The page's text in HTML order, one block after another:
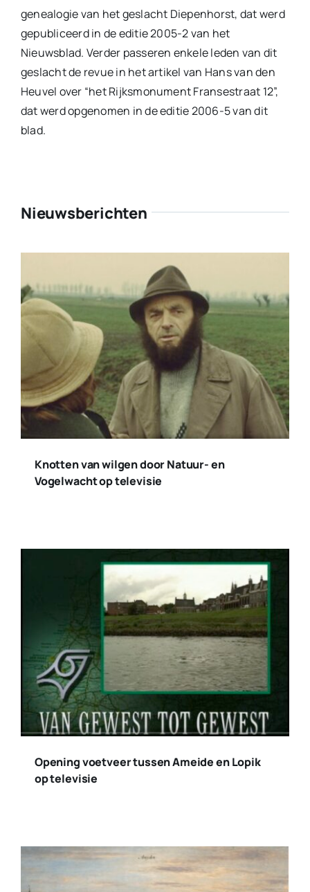
genealogie van het geslacht Diepenhorst, dat werd
gepubliceerd in de editie 2005-2 van het
Nieuwsblad. Verder passeren enkele leden van dit
geslacht de revue in het artikel van Hans van den
Heuvel over “het Rijksmonument Fransestraat 12”,
dat werd opgenomen in de editie 2006-5 van dit
blad.
Nieuwsberichten
Knotten van wilgen door Natuur- en
Vogelwacht op televisie
Opening voetveer tussen Ameide en Lopik
op televisie